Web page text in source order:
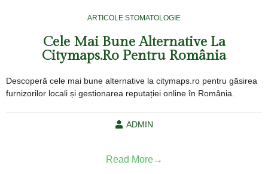
ARTICOLE STOMATOLOGIE
Cele Mai Bune Alternative La
Citymaps.ro Pentru România
Descoperă cele mai bune alternative la citymaps.ro pentru găsirea
furnizorilor locali și gestionarea reputației online în România.
ADMIN
Read More